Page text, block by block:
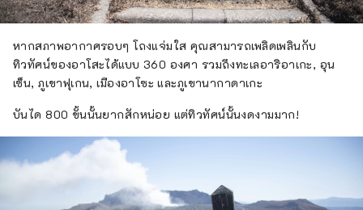
หากสภาพอากาศรอบๆ โถงแจ่มใส คุณสามารถเพลิดเพลินกับ
ทิวทัศน์ของอาโสะได้แบบ 360 องศา รวมถึงทะเลอาริอาเกะ, อุน
เซ็น, ภูเขาฟุเกน, เมืองอาโซะ และภูเขานากาดาเกะ
บันได 800 ขั้นนั้นยากสักหน่อย แต่ทิวทัศน์นั้นงดงามมาก!